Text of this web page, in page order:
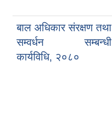
बाल अधिकार संरक्षण तथा
सम्वर्धन सम्बन्धी
कार्यविधि, २०८०